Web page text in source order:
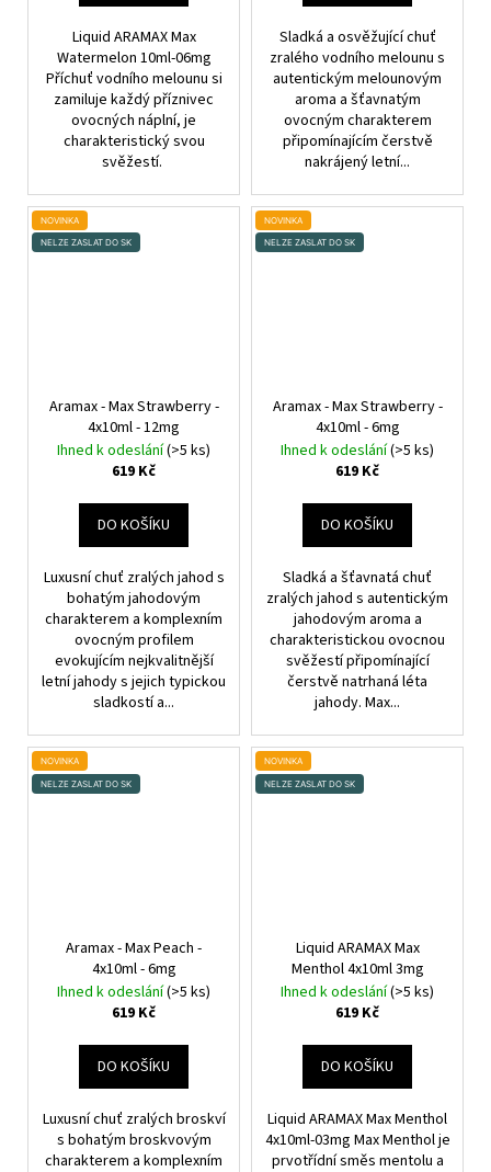
Liquid ARAMAX Max
Watermelon 10ml-06mg
Příchuť vodního melounu si
zamiluje každý příznivec
ovocných náplní, je
charakteristický svou
svěžestí.
Sladká a osvěžující chuť
zralého vodního melounu s
autentickým melounovým
aroma a šťavnatým
ovocným charakterem
připomínajícím čerstvě
nakrájený letní...
NOVINKA
NELZE ZASLAT DO SK
Aramax - Max Strawberry -
4x10ml - 12mg
Ihned k odeslání(>5 ks)
619 Kč
DO KOŠÍKU
Luxusní chuť zralých jahod s
bohatým jahodovým
charakterem a komplexním
ovocným profilem
evokujícím nejkvalitnější
letní jahody s jejich typickou
sladkostí a...
NOVINKA
NELZE ZASLAT DO SK
Aramax - Max Strawberry -
4x10ml - 6mg
Ihned k odeslání(>5 ks)
619 Kč
DO KOŠÍKU
Sladká a šťavnatá chuť
zralých jahod s autentickým
jahodovým aroma a
charakteristickou ovocnou
svěžestí připomínající
čerstvě natrhaná léta
jahody. Max...
NOVINKA
NELZE ZASLAT DO SK
Aramax - Max Peach -
4x10ml - 6mg
Ihned k odeslání(>5 ks)
619 Kč
DO KOŠÍKU
Luxusní chuť zralých broskví
s bohatým broskvovým
charakterem a komplexním
NOVINKA
NELZE ZASLAT DO SK
Liquid ARAMAX Max
Menthol 4x10ml 3mg
Ihned k odeslání(>5 ks)
619 Kč
DO KOŠÍKU
Liquid ARAMAX Max Menthol
4x10ml-03mg Max Menthol je
prvotřídní směs mentolu a